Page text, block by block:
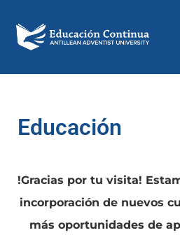
Educación
!Gracias por tu visita!
incorporación de nuevos
más oportunidades de